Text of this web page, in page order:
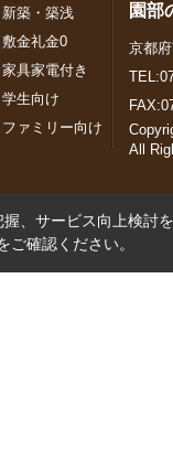
新築・築浅
敷金礼金0
家具家電付き
学生向け
ファミリー向け
園部
京都
All
、サービス向上検討
ご確認ください。